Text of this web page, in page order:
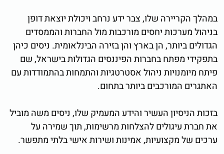
במהלך הקריירה שלו, צבר ידע נרחב ויכולת יוצאת דופן
בניהול מערכות יחסים מורכבות מול החברות והממסדים
הגדולים ביותר, הן בארץ והן בזירה הבינלאומית. ניסים כיהן
בתפקידי מפתח בחברות הפיננסים הגדולות בישראל, שם
פיתח מיומנויות ניהול אסטרטגיות והתמחות בהתמודדות עם
האתגרים המורכבים ביותר בתחום.
בזכות הניסיון העשיר והידע המעמיק שלו, ניסים משה מוביל
את חברת עיגולים להצלחות מרשימות, תוך שמירה על
ערכים של מקצועיות, אמינות ושירות אישי בלתי מתפשר.